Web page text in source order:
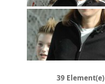
39 Element(e)